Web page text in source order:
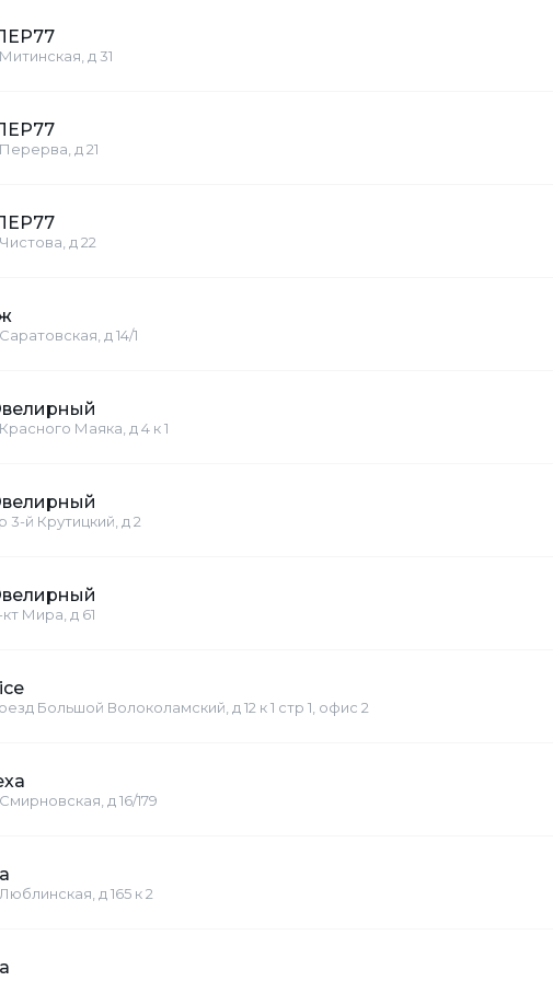
д 31
д 21
д 22
д 14/1
Маяка, д 4 к 1
3-й Крутицкий, д 2
Мира, д 61
Большой Волоколамский, д 12 к 1 стр 1, офис 2
д 16/179
д 165 к 2